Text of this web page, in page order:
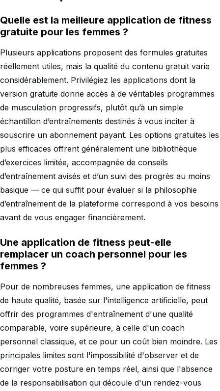
Quelle est la meilleure application de fitness
gratuite pour les femmes ?
Plusieurs applications proposent des formules gratuites
réellement utiles, mais la qualité du contenu gratuit varie
considérablement. Privilégiez les applications dont la
version gratuite donne accès à de véritables programmes
de musculation progressifs, plutôt qu’à un simple
échantillon d’entraînements destinés à vous inciter à
souscrire un abonnement payant. Les options gratuites les
plus efficaces offrent généralement une bibliothèque
d’exercices limitée, accompagnée de conseils
d’entraînement avisés et d’un suivi des progrès au moins
basique — ce qui suffit pour évaluer si la philosophie
d’entraînement de la plateforme correspond à vos besoins
avant de vous engager financièrement.
Une application de fitness peut-elle
remplacer un coach personnel pour les
femmes ?
Pour de nombreuses femmes, une application de fitness
de haute qualité, basée sur l'intelligence artificielle, peut
offrir des programmes d'entraînement d'une qualité
comparable, voire supérieure, à celle d'un coach
personnel classique, et ce pour un coût bien moindre. Les
principales limites sont l'impossibilité d'observer et de
corriger votre posture en temps réel, ainsi que l'absence
de la responsabilisation qui découle d'un rendez-vous